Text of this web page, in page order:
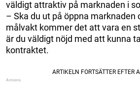
väldigt attraktiv på marknaden i
– Ska du ut på öppna marknaden
målvakt kommer det att vara en
är du väldigt nöjd med att kunna
kontraktet.